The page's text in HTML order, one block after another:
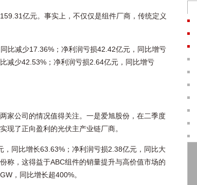
亿元。事实上，不仅仅是组件厂商，传统定义
比减少17.36%；净利润亏损42.42亿元，同比增亏
减少42.53%；净利润亏损2.64亿元，同比增亏
家公司的情况值得关注。一是爱旭股份，在二季度
现了正向盈利的光伏主产业链厂商。
同比增长63.63%；净利润亏损2.38亿元，同比大
称，这得益于ABC组件的销量提升与高价值市场的
，同比增长超400%。